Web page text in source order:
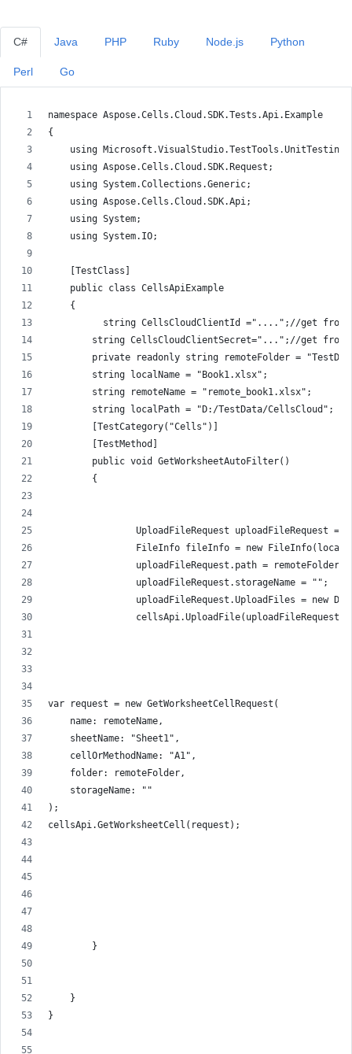
C#
namespace Aspose.Cells.Cloud.SDK.Tests.Api.Example
{
    using Microsoft.VisualStudio.TestTools.UnitTesting;
    using Aspose.Cells.Cloud.SDK.Request;
    using System.Collections.Generic;
    using Aspose.Cells.Cloud.SDK.Api;
    using System;
    using System.IO;
    [TestClass]
    public class CellsApiExample
    {
string CellsCloudClientId ="....";//get
string CellsCloudClientSecret="...";//get
private readonly string remoteFolder =
        string localName = "Book1.xlsx";
        string remoteName = "remote_book1.xlsx";
        string localPath = "D:/TestData/CellsCloud";
        [TestCategory("Cells")]
        [TestMethod]
        public void GetWorksheetAutoFilter()
        {
UploadFileRequest uploadFileRequest =
FileInfo fileInfo = new
uploadFileRequest.path = remoteFolder
                uploadFileRequest.storageName = "";
uploadFileRequest.UploadFiles = new
                cellsApi.UploadFile(uploadFileRequest);
var request = new GetWorksheetCellRequest(
    name: remoteName,
    sheetName: "Sheet1",
    cellOrMethodName: "A1",
    folder: remoteFolder,
    storageName: ""
);
cellsApi.GetWorksheetCell(request);
        }
    }
}
Java PHP Ruby Node.js Python
Perl Go